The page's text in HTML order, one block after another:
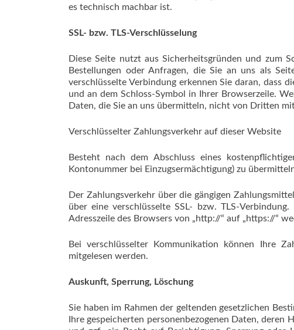
es technisch machbar ist.
SSL- bzw. TLS-Verschlüsselung
Diese Seite nutzt aus Sicherheitsgründen und zum
Bestellungen oder Anfragen, die Sie an uns als
verschlüsselte Verbindung erkennen Sie daran, dass
und an dem Schloss-Symbol in Ihrer Browserzeile.
Daten, die Sie an uns übermitteln, nicht von Dritten
Verschlüsselter Zahlungsverkehr auf dieser Website
Besteht nach dem Abschluss eines
Kontonummer bei Einzugsermächtigung) zu
Der Zahlungsverkehr über die gängigen
über eine verschlüsselte SSL- bzw. TLS-
Adresszeile des Browsers von „http://“ auf „https://“
Bei verschlüsselter Kommunikation können Ihre
mitgelesen werden.
Auskunft, Sperrung, Löschung
Sie haben im Rahmen der geltenden gesetzlichen
Ihre gespeicherten personenbezogenen Daten,